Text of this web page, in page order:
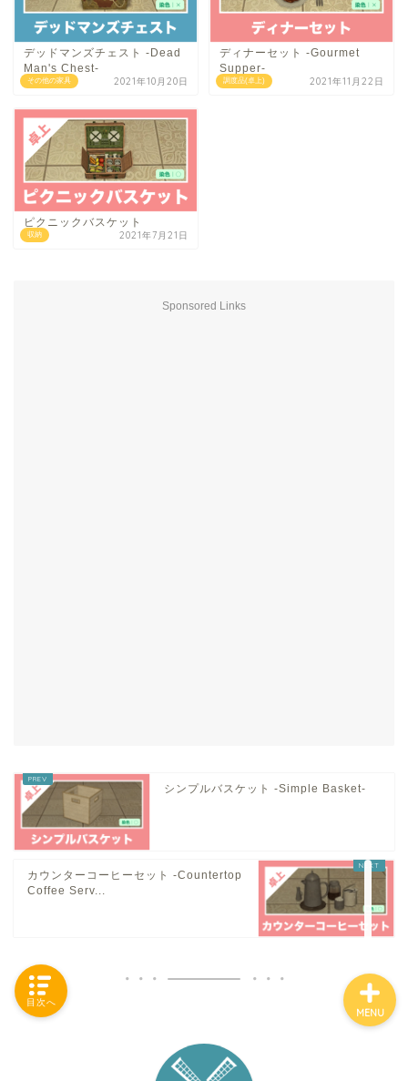
その他の家具
デッドマンズチェスト -Dead
Man's Chest-
2021年10月20日 調度品(卓上)
ディナーセット -Gourmet
Supper-
2021年11月22日
収納
ピクニックバスケット
2021年7月21日
Sponsored Links
シンプルバスケット -Simple Basket-
カウンターコーヒーセット -Countertop
Coffee Serv...
MENU
HOUSING COLLECTIONと
ご要望はコチラから
目次へ